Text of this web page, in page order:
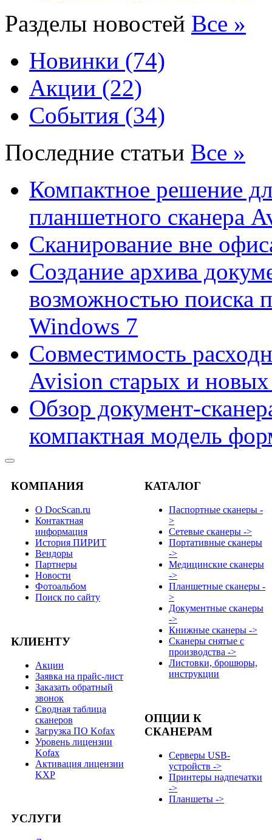
Разделы новостей Все »
Новинки (74)
Акции (22)
События (34)
Последние статьи Все »
Компактное решение
планшетного сканера
Сканирование вне
Создание архива
возможностью поиска
Windows 7
Совместимость
Avision старых и новых
Обзор документ-
компактная модель
КОМПАНИЯ
О DocScan.ru
Контактная
информация
История ПИРИТ
Вендоры
Партнеры
Новости
Фотоальбом
Поиск по сайту
КЛИЕНТУ
Акции
Заявка на прайс-лист
Заказать обратный
звонок
Сводная таблица
сканеров
Загрузка ПО Kofax
Уровень лицензии
Kofax
Активация лицензии
KXP
УСЛУГИ
КАТАЛОГ
Паспортные сканеры -
>
Сетевые сканеры ->
Портативные сканеры
->
Медицинские сканеры
->
Планшетные сканеры -
>
Документные сканеры
->
Книжные сканеры ->
Сканеры снятые с
производства ->
Листовки, брошюры,
инструкции
ОПЦИИ К
СКАНЕРАМ
Серверы USB-
устройств ->
Принтеры надпечатки
->
Планшеты ->